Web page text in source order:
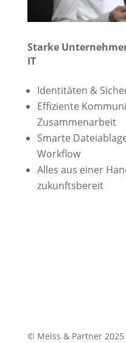
Starke
IT
Identitäten &
Effiziente
Zusammenarbeit
Smarte
Workflow
Alles aus einer
zukunftsbereit
© Meiss & Partner 2025